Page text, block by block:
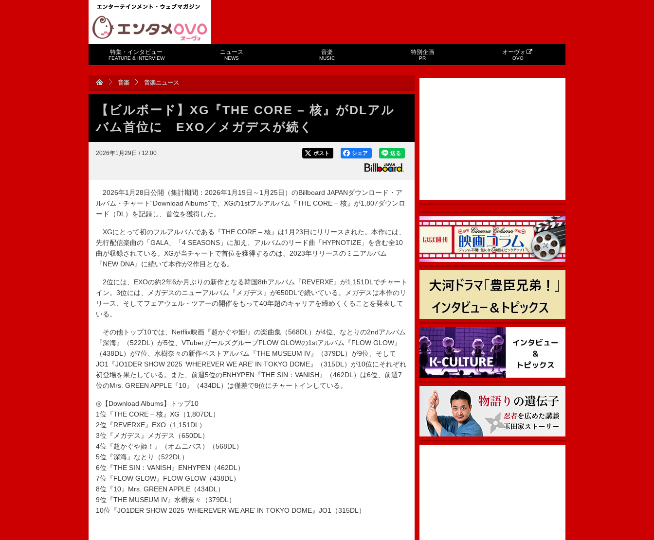
特集・インタビュー
FEATURE & INTERVIEW
ニュース
NEWS
音楽
MUSIC
特別企画
PR
オーヴォ
OVO
音楽 音楽ニュース
【ビルボード】XG『THE CORE – 核』がDLアル
バム首位に EXO／メガデスが続く
2026年1月29日 / 12:00 送る
シェア
ポスト
2026年1月28日公開（集計期間：2026年1月19日～1月25日）のBillboard JAPANダウンロード・ア
ルバム・チャート“Download Albums”で、XGの1stフルアルバム『THE CORE – 核』が1,807ダウンロ
ード（DL）を記録し、首位を獲得した。
XGにとって初のフルアルバムである『THE CORE – 核』は1月23日にリリースされた。本作には、
先行配信楽曲の「GALA」「4 SEASONS」に加え、アルバムのリード曲「HYPNOTIZE」を含む全10
曲が収録されている。XGが当チャートで首位を獲得するのは、2023年リリースのミニアルバム
『NEW DNA』に続いて本作が2作目となる。
2位には、EXOの約2年6か月ぶりの新作となる韓国8thアルバム『REVERXE』が1,151DLでチャート
イン。3位には、メガデスのニューアルバム『メガデス』が650DLで続いている。メガデスは本作のリ
リース、そしてフェアウェル・ツアーの開催をもって40年超のキャリアを締めくくることを発表して
いる。
その他トップ10では、Netflix映画『超かぐや姫!』の楽曲集（568DL）が4位、なとりの2ndアルバム
『深海』（522DL）が5位、VTuberガールズグループFLOW GLOWの1stアルバム『FLOW GLOW』
（438DL）が7位、水樹奈々の新作ベストアルバム『THE MUSEUM IV』（379DL）が9位、そして
JO1『JO1DER SHOW 2025 ‘WHEREVER WE ARE’ IN TOKYO DOME』（315DL）が10位にそれぞれ
初登場を果たしている。また、前週5位のENHYPEN『THE SIN：VANISH』（462DL）は6位、前週7
位のMrs. GREEN APPLE『10』（434DL）は僅差で8位にチャートインしている。
◎【Download Albums】トップ10
1位『THE CORE – 核』XG（1,807DL）
2位『REVERXE』EXO（1,151DL）
3位『メガデス』メガデス（650DL）
4位『超かぐや姫！』（オムニバス）（568DL）
5位『深海』なとり（522DL）
6位『THE SIN：VANISH』ENHYPEN（462DL）
7位『FLOW GLOW』FLOW GLOW（438DL）
8位『10』Mrs. GREEN APPLE（434DL）
9位『THE MUSEUM IV』水樹奈々（379DL）
10位『JO1DER SHOW 2025 ‘WHEREVER WE ARE’ IN TOKYO DOME』JO1（315DL）